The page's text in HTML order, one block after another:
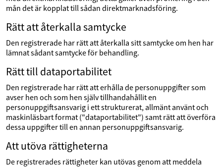
mån det är kopplat till sådan direktmarknadsföring.
Rätt att återkalla samtycke
Den registrerade har rätt att återkalla sitt samtycke om hen har
lämnat sådant samtycke för behandling.
Rätt till dataportabilitet
Den registrerade har rätt att erhålla de personuppgifter som
avser hen och som hen själv tillhandahållit en
personuppgiftsansvarig i ett strukturerat, allmänt använt och
maskinläsbart format ("dataportabilitet") samt rätt att överföra
dessa uppgifter till en annan personuppgiftsansvarig.
Att utöva rättigheterna
De registrerades rättigheter kan utövas genom att meddela